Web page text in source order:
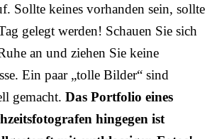
Sollte keines vorhanden sein, sollte
gelegt werden! Schauen Sie sich
an und ziehen Sie keine
Ein paar „tolle Bilder“ sind
gemacht. Das Portfolio eines
hingegen ist